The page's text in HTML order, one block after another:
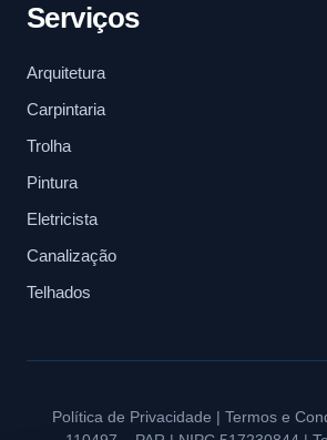
Serviços
Arquitetura
Carpintaria
Trolha
Pintura
Eletricista
Canalização
Telhados
Política de Privacidade | Termos e